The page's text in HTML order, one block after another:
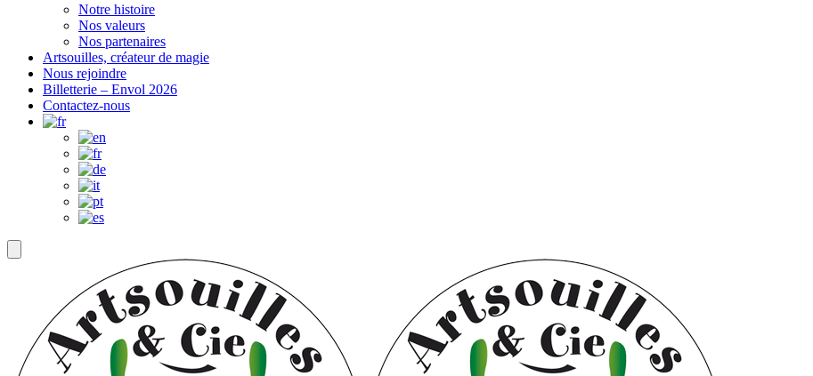
Notre histoire
Nos valeurs
Nos partenaires
Artsouilles, créateur de magie
Nous rejoindre
Billetterie – Envol 2026
Contactez-nous